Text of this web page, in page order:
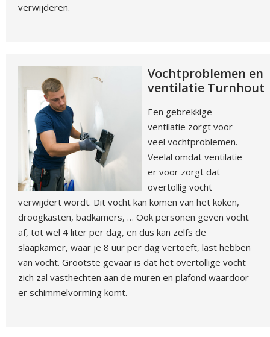
verwijderen.
Vochtproblemen en
ventilatie Turnhout
Een gebrekkige
ventilatie zorgt voor
veel vochtproblemen.
Veelal omdat ventilatie
er voor zorgt dat
overtollig vocht
verwijdert wordt. Dit vocht kan komen van het koken,
droogkasten, badkamers, … Ook personen geven vocht
af, tot wel 4 liter per dag, en dus kan zelfs de
slaapkamer, waar je 8 uur per dag vertoeft, last hebben
van vocht. Grootste gevaar is dat het overtollige vocht
zich zal vasthechten aan de muren en plafond waardoor
er schimmelvorming komt.